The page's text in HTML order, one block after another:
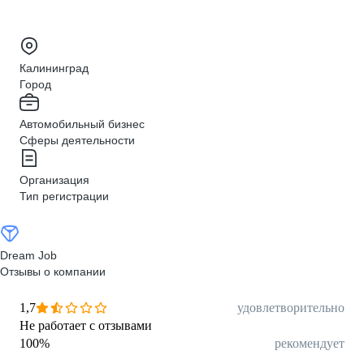
Калининград
Город
Автомобильный бизнес
Сферы деятельности
Организация
Тип регистрации
Dream Job
Отзывы о компании
1,7
удовлетворительно
Не работает с отзывами
100% рекомендует